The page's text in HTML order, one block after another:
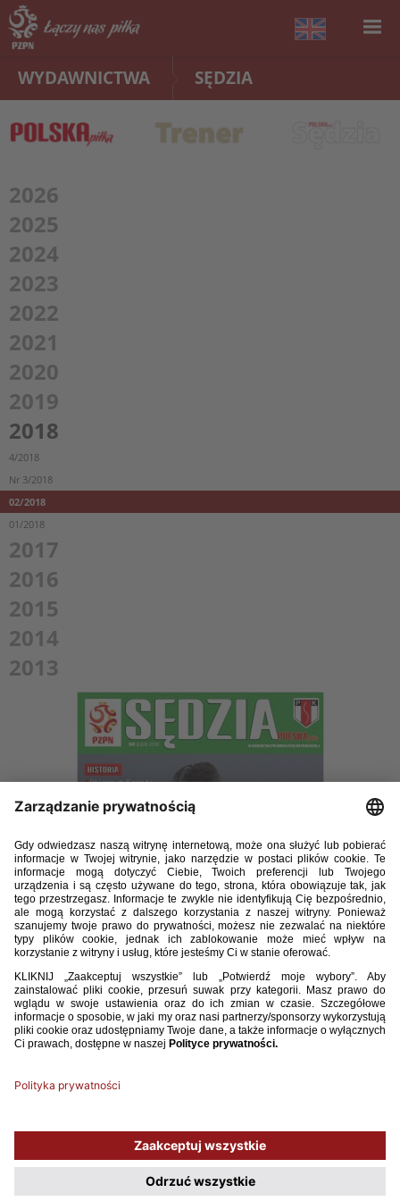
WYDAWNICTWA SĘDZIA
2026
2025
2024
2023
2022
2021
2020
2019
2018
4/2018
Nr 3/2018
02/2018
01/2018
2017
2016
2015
2014
2013
Sędzia 02_2018.pdf
Używamy plików cookies, aby ułatwić Ci korzystanie z naszego serwisu
oraz do celów statystycznych. Jeśli nie blokujesz tych plików, to zgadzasz
się na ich użycie oraz zapisanie w pamięci urządzenia. Pamiętaj, że